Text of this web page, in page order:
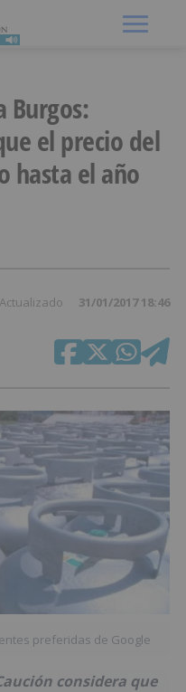
Burgos:
el precio del
hasta el año
Actualizado 31/01/2017 18:46
preferidas de Google
considera que